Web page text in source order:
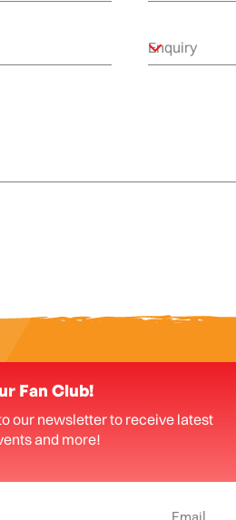
Fan Club!
our newsletter to receive latest
and more!